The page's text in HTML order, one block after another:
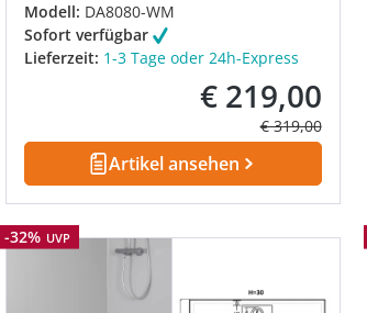
Modell: DA8080-WM
Sofort verfügbar
Lieferzeit: 1-3 Tage oder 24h-Express
Verkaufspreis:
€ 219,00
Regulärer Preis:
€ 319,00
Artikel ansehen
Rabatt
-32% UVP